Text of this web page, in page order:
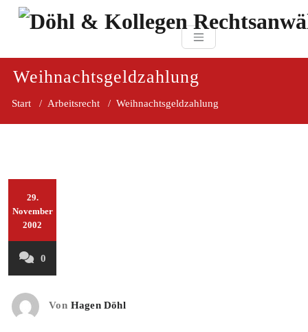
Zum
Döhl & Kollegen
Weihnachtsgeldzahlung
Start / Arbeitsrecht / Weihnachtsgeldzahlung
29.
November
2002
0
Von Hagen Döhl